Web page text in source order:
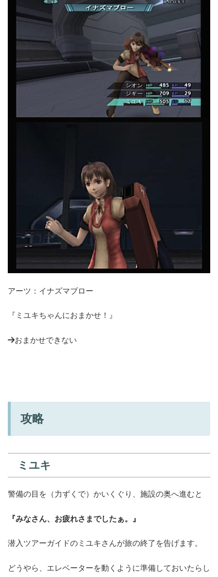
アーツ：イナズマブロー
『ミユキちゃんにおまかせ！』
おまかせできない
攻略
ミユキ
警備の目を（力ずくで）かいくぐり、施設の奥へ進むと
『みなさん、お疲れさまでしたぁ。』
潜入ツアーガイドのミユキさんが旅の終了を告げます。
どうやら、エレベーターを動くように準備しておいたらし